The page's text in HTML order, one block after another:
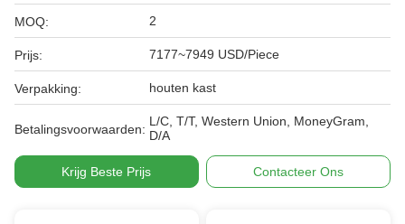
MOQ: 2
Prijs: 7177~7949 USD/Piece
Verpakking: houten kast
Betalingsvoorwaarden:
L/C, T/T, Western Union, MoneyGram,
D/A
Krijg Beste Prijs Contacteer Ons